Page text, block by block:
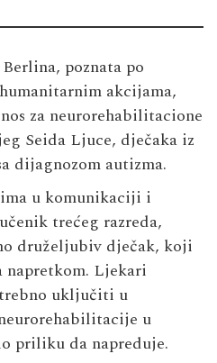
poznata po
akcijama,
za neurorehabilitacione
Seida Ljuce, dječaka iz
dijagnozom autizma.
u komunikaciji i
trećeg razreda,
druželjubiv dječak, koji
napretkom. Ljekari
uključiti u
u
priliku da napreduje.